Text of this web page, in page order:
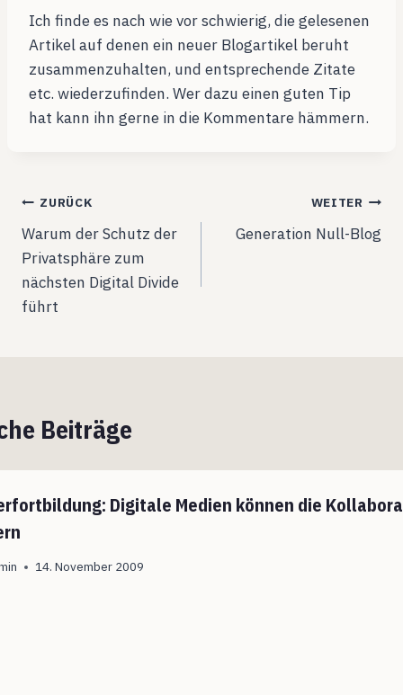
Ich finde es nach wie vor schwierig, die gelesenen
Artikel auf denen ein neuer Blogartikel beruht
zusammenzuhalten, und entsprechende Zitate
etc. wiederzufinden. Wer dazu einen guten Tip
hat kann ihn gerne in die Kommentare hämmern.
Beitragsnavigation
ZURÜCK
Warum der Schutz der
Privatsphäre zum
nächsten Digital Divide
führt
WEITER
Generation Null-Blog
Beiträge
Digitale Medien können die
14. November 2009